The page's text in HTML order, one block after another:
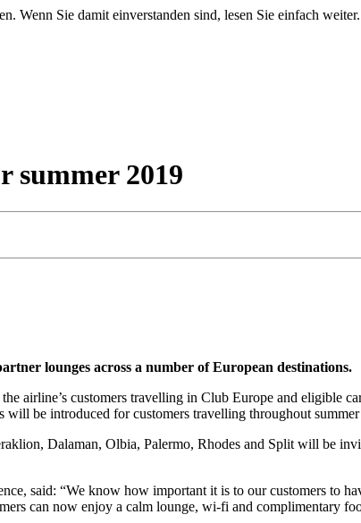
Wenn Sie damit einverstanden sind, lesen Sie einfach weiter.
summer 2019
lounges across a number of European destinations.
airline’s customers travelling in Club Europe and eligible
be introduced for customers travelling throughout
Dalaman, Olbia, Palermo, Rhodes and Split will be
said: “We know how important it is to our customers to
can now enjoy a calm lounge, wi-fi and complimentary